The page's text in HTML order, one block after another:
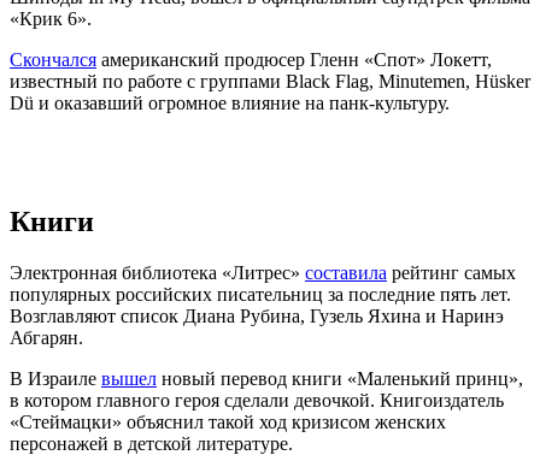
«Крик 6».
Скончался американский продюсер Гленн «Спот» Локетт,
известный по работе с группами Black Flag, Minutemen, Hüsker
Dü и оказавший огромное влияние на панк-культуру.
Книги
Электронная библиотека «Литрес» составила рейтинг самых
популярных российских писательниц за последние пять лет.
Возглавляют список Диана Рубина, Гузель Яхина и Наринэ
Абгарян.
В Израиле вышел новый перевод книги «Маленький принц»,
в котором главного героя сделали девочкой. Книгоиздатель
«Стеймацки» объяснил такой ход кризисом женских
персонажей в детской литературе.